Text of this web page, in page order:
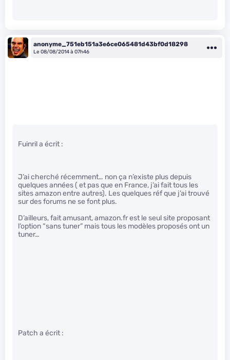
anonyme_751eb151a3e6ce065481d43bf0d18298
Le 08/08/2014 à 07h46
Fuinril a écrit :
J’ai cherché récemment… non ça n’existe plus depuis
quelques années ( et pas que en France, j’ai fait tous les
sites amazon entre autres). Les quelques réf que j’ai trouvé
sur des forums ne se font plus.
D’ailleurs, fait amusant, amazon.fr est le seul site proposant
l’option “sans tuner” mais tous les modèles proposés ont un
tuner…
Patch a écrit :